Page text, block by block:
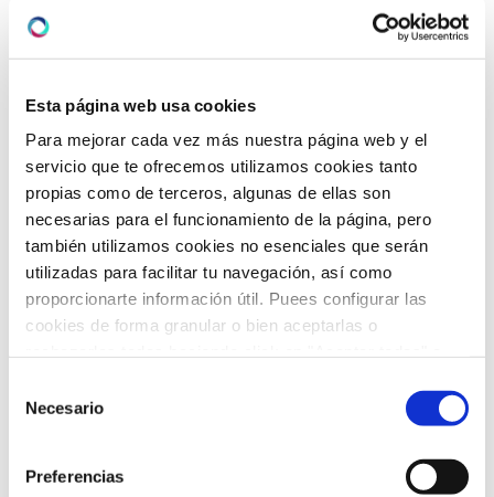
Esta página web usa cookies
Para mejorar cada vez más nuestra página web y el
servicio que te ofrecemos utilizamos cookies tanto
propias como de terceros, algunas de ellas son
necesarias para el funcionamiento de la página, pero
también utilizamos cookies no esenciales que serán
utilizadas para facilitar tu navegación, así como
proporcionarte información útil. Puees configurar las
cookies de forma granular o bien aceptarlas o
política de cookies
Necesario
Preferencias
¿Tienes seguro privado? *